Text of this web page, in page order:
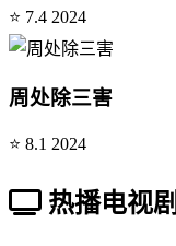
⭐ 7.4 2024
周处除三害
⭐ 8.1 2024
热播电视